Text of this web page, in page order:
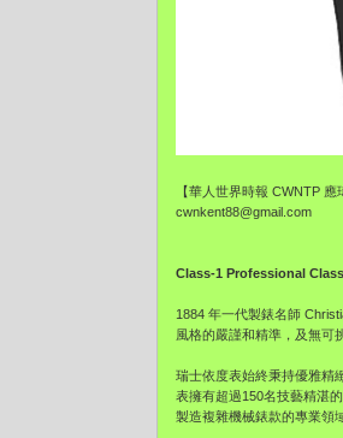
【華人世界時報 CWNTP
cwnkent88@gmail.com
Class-1 Professional
1884 年一代製錶名師
風格的嚴謹和精準，及無可
瑞士依度表始終秉持優雅精
表擁有超過150名技藝精湛
製造複雜機械錶款的專業領